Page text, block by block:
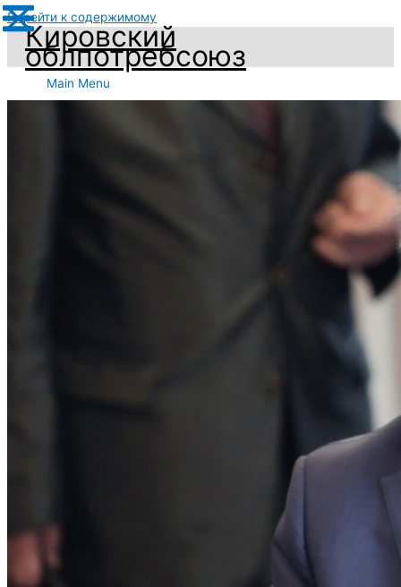
Перейти к содержимому
Кировский
облпотребсоюз
Main Menu